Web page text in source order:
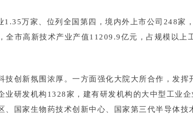
万家、位列全国第四，境内外上市公司248家
市高新技术产业产值11209.9亿元，占规模以上
技创新氛围浓厚。一方面强化大院大所合作，发
研发机构1328家，建有研发机构的大中型工业
国家生物药技术创新中心、国家第三代半导体技